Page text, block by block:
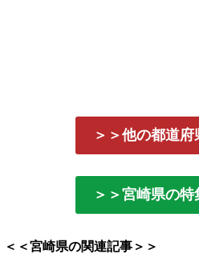
＞＞他の都道府
＞＞宮崎県の
＜＜宮崎県の関連記事＞＞